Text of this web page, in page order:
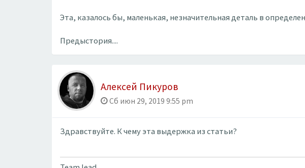
Эта, казалось бы, маленькая, незначительная деталь в
Предыстория....
Алексей Пикуров
Сб июн 29, 2019 9:55 pm
Здравствуйте. К чему эта выдержка из статьи?